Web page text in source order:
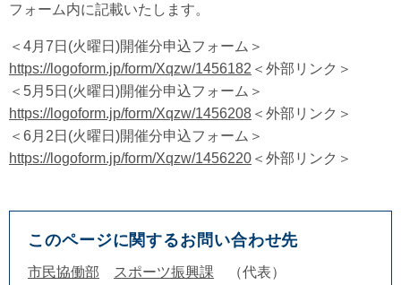
フォーム内に記載いたします。
＜4月7日(火曜日)開催分申込フォーム＞
https://logoform.jp/form/Xqzw/1456182 ＜外部リンク＞
＜5月5日(火曜日)開催分申込フォーム＞
https://logoform.jp/form/Xqzw/1456208 ＜外部リンク＞
＜6月2日(火曜日)開催分申込フォーム＞
https://logoform.jp/form/Xqzw/1456220 ＜外部リンク＞
このページに関するお問い合わせ先
市民協働部 スポーツ振興課
代表